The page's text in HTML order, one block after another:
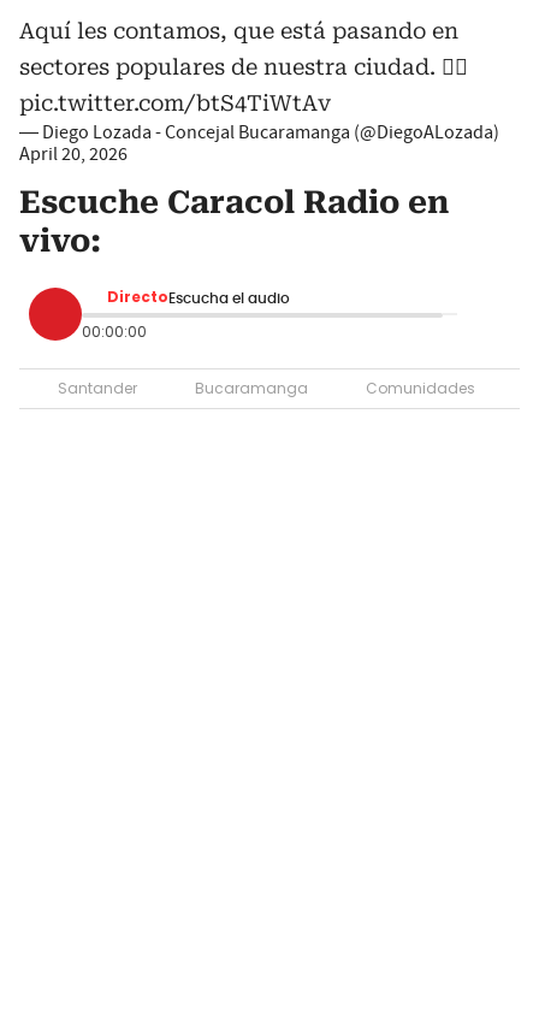
Aquí les contamos, que está pasando en
sectores populares de nuestra ciudad. 👇🏻
pic.twitter.com/btS4TiWtAv
— Diego Lozada - Concejal Bucaramanga (@DiegoALozada)
April 20, 2026
Escuche Caracol Radio en
vivo:
Directo Escucha el audio
00:00:00
Santander Bucaramanga Comunidades